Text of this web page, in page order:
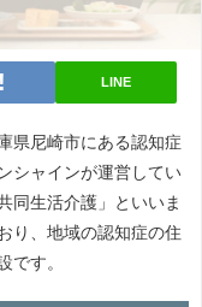
LINE
県尼崎市にある認知症
シャインが運営してい
同生活介護」といいま
り、地域の認知症の住
です。